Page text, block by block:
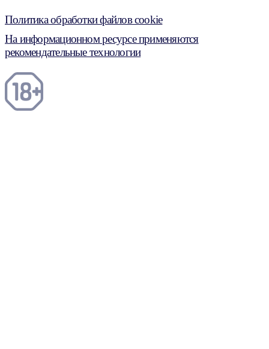
Политика обработки файлов cookie
На информационном ресурсе применяются
рекомендательные технологии